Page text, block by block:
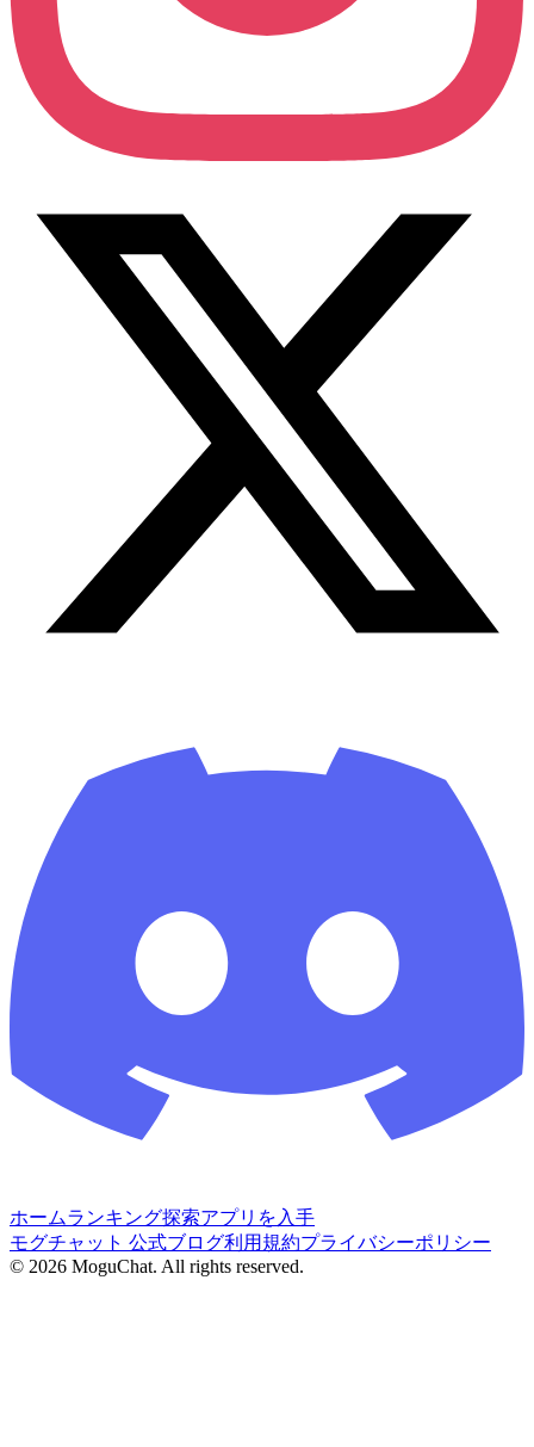
ホームランキング探索アプリを入手
モグチャット 公式ブログ利用規約プライバシーポリシー
© 2026 MoguChat. All rights reserved.